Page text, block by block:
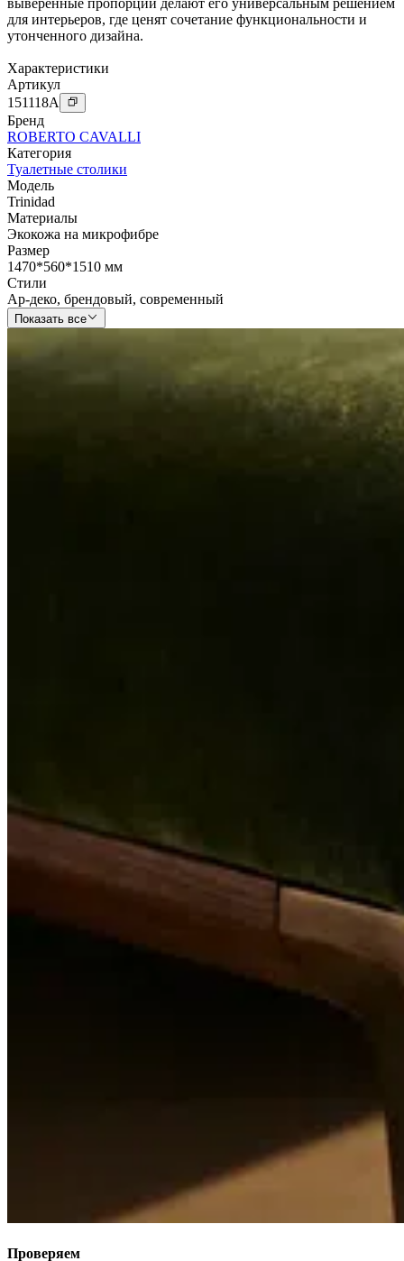
для интерьеров, где ценят сочетание функциональности и
утонченного дизайна.
Характеристики
Артикул
151118A
Бренд
ROBERTO CAVALLI
Категория
Туалетные столики
Модель
Trinidad
Материалы
Экокожа на микрофибре
Размер
1470*560*1510 мм
Стили
Ар-деко, брендовый, современный
Показать все
Проверяем